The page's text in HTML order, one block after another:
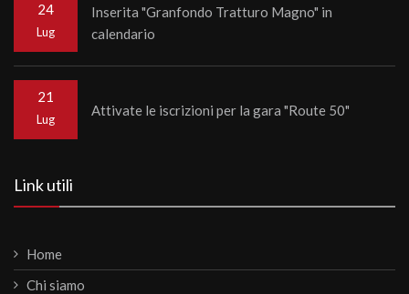
24
Lug
Inserita "Granfondo Tratturo Magno" in
calendario
21
Lug
Attivate le iscrizioni per la gara "Route 50"
Link utili
Home
Chi siamo